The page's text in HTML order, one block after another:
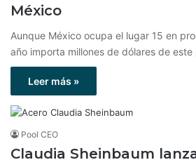
México
Aunque México ocupa el lugar 15 en
año importa millones de dólares de
Leer más »
Pool CEO
Claudia Sheinbaum